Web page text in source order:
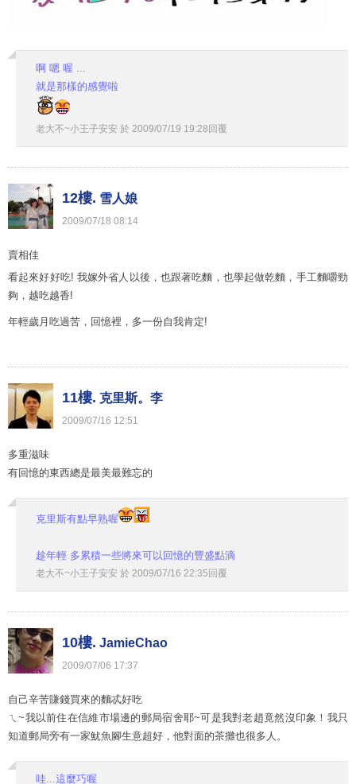
啊 嗯 喔 ...
就是那樣的感覺啦
老大不~小王子安安 於 2009/07/19 19:28 回覆
12樓. 雪人娘
2009/07/18 08:14
賣相佳
看起來好好吃! 我嫁外省人以後，也跟著吃麵，也學起做乾麵，手工麵嚼勁
夠，越吃越香!
年輕歲月吃過苦，回憶裡，多一份自我肯定!
11樓. 克里斯。李
2009/07/16 12:51
多重滋味
有回憶的東西總是最美最難忘的
克里斯有點早熟喔
趁年輕 多累積一些將來可以回憶的豐盛點滴
老大不~小王子安安 於 2009/07/16 22:35 回覆
10樓. JamieChao
2009/07/06 17:37
自己辛苦賺錢買來的麵忒好吃
ㄟ~我以前住在信維市場邊的郵局宿舍耶~可是我對老趙竟然沒印象！我只
知道郵局旁有一家魷魚腳生意超好，他對面的茶攤也很多人。
哇...這麼巧喔